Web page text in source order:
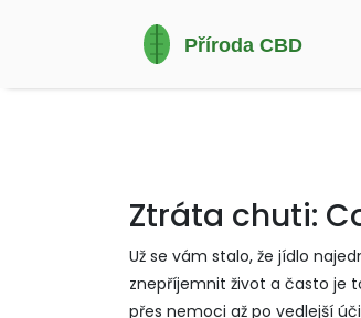
Ztráta chuti:
Už se vám stalo, že jídlo
znepříjemnit život a často je
přes nemoci až po vedlejší